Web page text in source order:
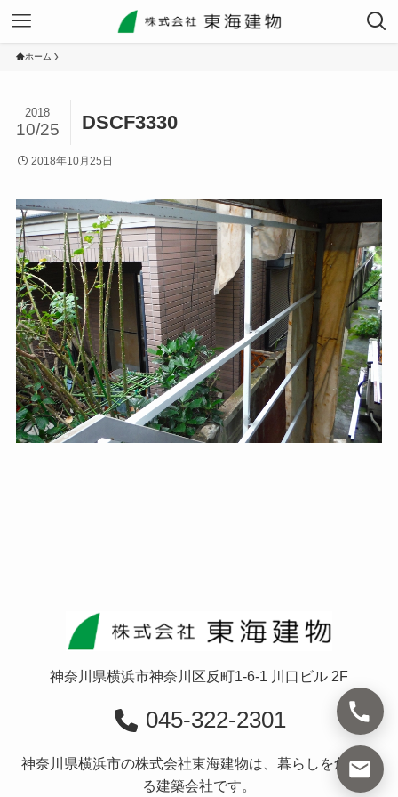
ホーム
DSCF3330
2018
10/25
2018年10月25日
神奈川県横浜市神奈川区反町1-6-1 川口ビル 2F
045-322-2301
神奈川県横浜市の株式会社東海建物は、暮らしを創造す
る建築会社です。